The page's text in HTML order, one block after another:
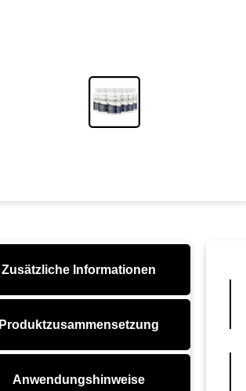
Zusätzliche Informationen
Produktzusammensetzung
Anwendungshinweise